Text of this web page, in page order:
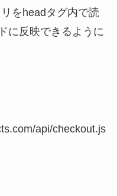
をheadタグ内で読
に反映できるように
api/checkout.js